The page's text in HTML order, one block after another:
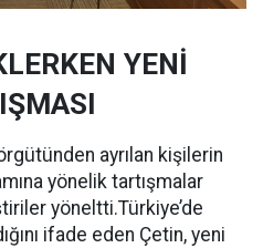
YENİ
ayrılan kişilerin
yönelik tartışmalar
yöneltti.Türkiye’de
ifade eden Çetin, yeni